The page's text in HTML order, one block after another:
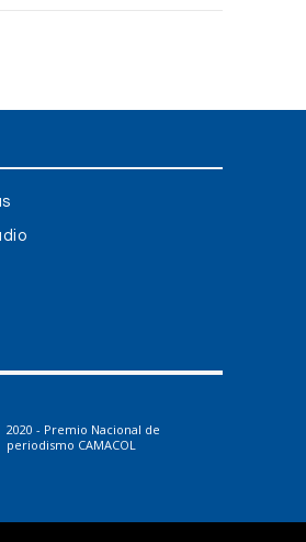
2020 - Premio Nacional de
periodismo CAMACOL